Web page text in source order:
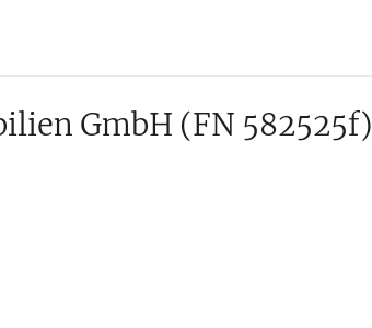
GmbH (FN 582525f)